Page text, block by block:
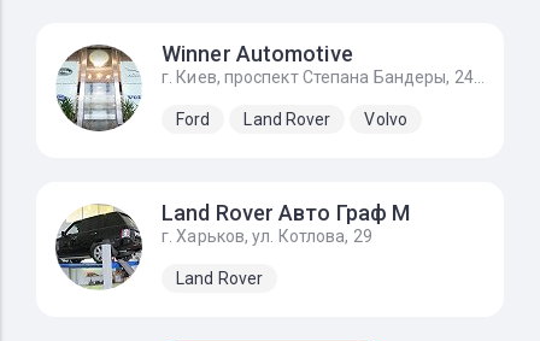
Winner Automotive
г. Киев, проспект Степана Бандеры, 24Д
Ford Land Rover Volvo
Land Rover Авто Граф М
г. Харьков, ул. Котлова, 29
Land Rover